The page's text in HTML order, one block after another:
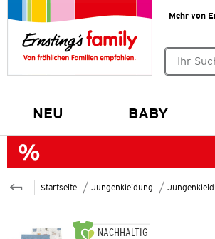
Mehr von
NEU BABY
Startseite Jungenkleidung
NACHHALTIG